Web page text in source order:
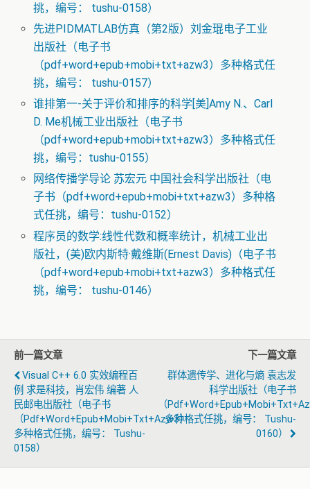
挑，编号： tushu-0158）
先进PIDMATLAB仿真（第2版）刘金琨电子工业
出版社（电子书
（pdf+word+epub+mobi+txt+azw3）多种格式任
挑，编号： tushu-0157）
谁排第一-关于评价和排序的科学[美]Amy N.、Carl
D. Me机械工业出版社（电子书
（pdf+word+epub+mobi+txt+azw3）多种格式任
挑，编号：tushu-0155）
网络传播学导论 苏宏元 中国社会科学出版社（电
子书（pdf+word+epub+mobi+txt+azw3）多种格
式任挑，编号：tushu-0152）
程序员的数学:线性代数和概率统计，机械工业出
版社，(美)欧内斯特·戴维斯(Ernest Davis)（电子书
（pdf+word+epub+mobi+txt+azw3）多种格式任
挑，编号： tushu-0146）
前一篇文章
Visual C++ 6.0 实效编程百
例 求是科技，肖宏伟 编著 人
民邮电出版社（电子书
（pdf+word+epub+mobi+txt+azw3）
多种格式任挑，编号： Tushu-
0158）
下一篇文章
群体遗传学、进化与熵 袁志发
科学出版社（电子书
（
多种格式任挑，编号： Tushu-
0160）